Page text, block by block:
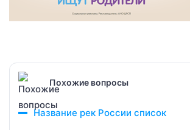
Похожие вопросы
Название рек России список